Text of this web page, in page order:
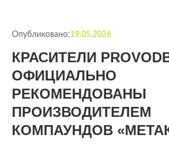
Опубликовано:19.05.2026
КРАСИТЕЛИ
ОФИЦИАЛЬНО
РЕКОМЕНДОВАНЫ
ПРОИЗВОДИТЕЛЕМ
КОМПАУНДОВ